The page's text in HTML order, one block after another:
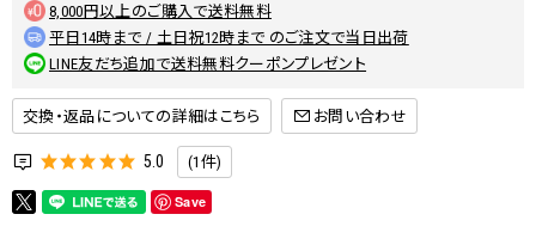
8,000円以上のご購入で送料無料
平日14時まで / 土日祝12時まで のご注文で当日出荷
LINE友だち追加で送料無料クーポンプレゼント
交換・返品についての詳細はこちら
5.0 (1件)
Save